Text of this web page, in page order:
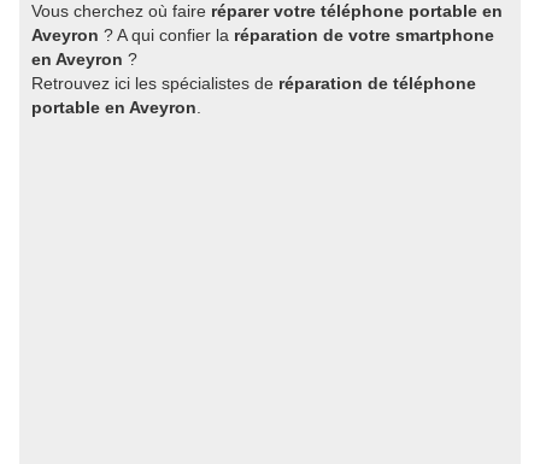
Vous cherchez où faire réparer votre téléphone portable en
Aveyron ? A qui confier la réparation de votre smartphone
en Aveyron ?
Retrouvez ici les spécialistes de réparation de téléphone
portable en Aveyron